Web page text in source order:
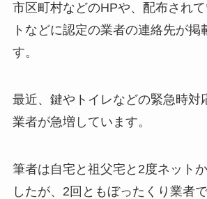
市区町村などのHPや、配布され
トなどに認定の業者の連絡先が掲
す。
最近、鍵やトイレなどの緊急時対
業者が急増しています。
筆者は自宅と祖父宅と2度ネット
したが、2回ともぼったくり業者